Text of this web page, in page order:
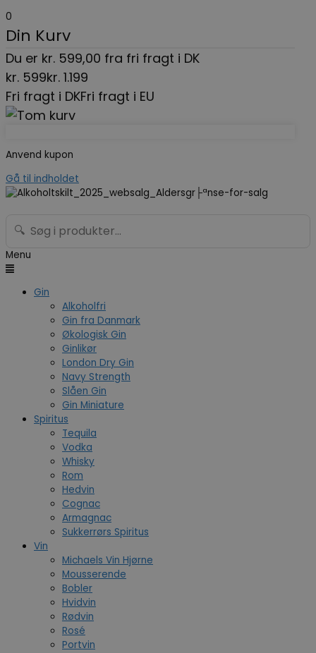
0
Din Kurv
Du er kr. 599,00 fra fri fragt i DK
kr. 599kr. 1.199
Fri fragt i DKFri fragt i EU
Anvend kupon
Gå til indholdet
🔍
Menu
Gin
Alkoholfri
Gin fra Danmark
Økologisk Gin
Ginlikør
London Dry Gin
Navy Strength
Slåen Gin
Gin Miniature
Spiritus
Tequila
Vodka
Whisky
Rom
Hedvin
Cognac
Armagnac
Sukkerrørs Spiritus
Vin
Michaels Vin Hjørne
Mousserende
Bobler
Hvidvin
Rødvin
Rosé
Portvin